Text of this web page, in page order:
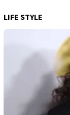
LIFE STYLE